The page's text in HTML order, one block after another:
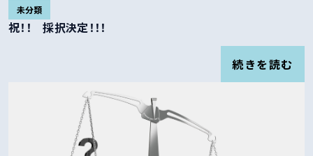
未分類
祝！！ 採択決定！！！
続きを読む